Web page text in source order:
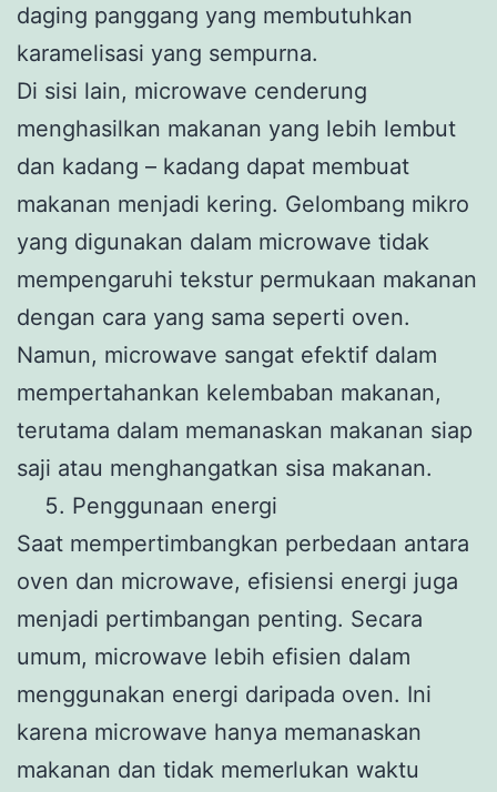
daging panggang yang membutuhkan
karamelisasi yang sempurna.
Di sisi lain, microwave cenderung
menghasilkan makanan yang lebih lembut
dan kadang – kadang dapat membuat
makanan menjadi kering. Gelombang mikro
yang digunakan dalam microwave tidak
mempengaruhi tekstur permukaan makanan
dengan cara yang sama seperti oven.
Namun, microwave sangat efektif dalam
mempertahankan kelembaban makanan,
terutama dalam memanaskan makanan siap
saji atau menghangatkan sisa makanan.
Penggunaan energi
Saat mempertimbangkan perbedaan antara
oven dan microwave, efisiensi energi juga
menjadi pertimbangan penting. Secara
umum, microwave lebih efisien dalam
menggunakan energi daripada oven. Ini
karena microwave hanya memanaskan
makanan dan tidak memerlukan waktu